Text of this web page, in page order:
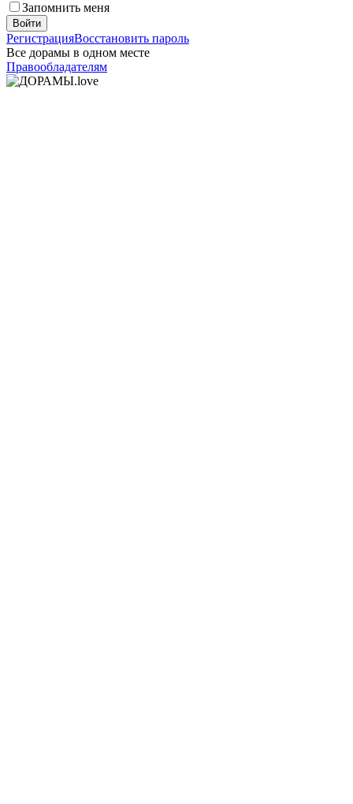
Запомнить меня
Войти
РегистрацияВосстановить пароль
Все дорамы в одном месте
Правообладателям